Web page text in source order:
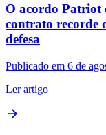
O acordo Patriot
contrato recorde
defesa
Publicado em 6 de
Ler artigo